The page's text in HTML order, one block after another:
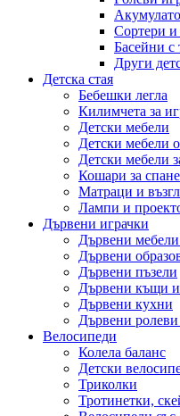
Сортери и
Басейни с
Други
Детска стая
Бебешки легла
Килимчета за
Детски мебели
Детски мебели
Детски мебели
Кошари за
Матраци и
Лампи и
Дървени играчки
Дървени
Дървени
Дървени пъзели
Дървени къщи и
Дървени кухни
Дървени ролеви
Велосипеди
Колела баланс
Детски
Триколки
Тротинетки,